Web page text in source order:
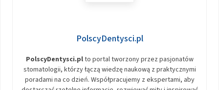
PolscyDentysci.pl
PolscyDentysci.plto portal tworzony przez pasjonatów
stomatologii, którzy łączą wiedzę naukową z praktycznymi
poradami na co dzień. Współpracujemy z ekspertami, aby